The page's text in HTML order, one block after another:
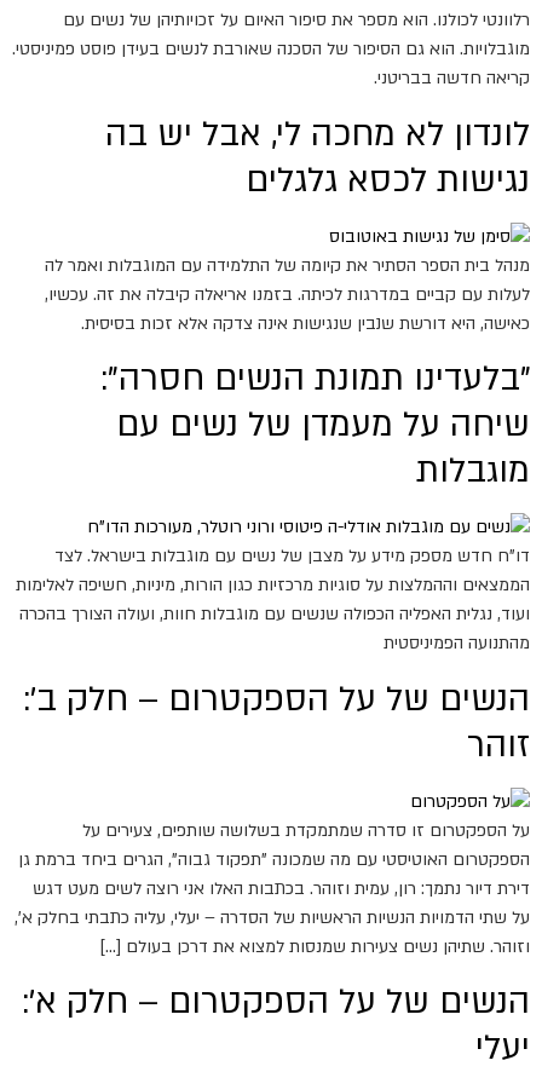
רלוונטי לכולנו. הוא מספר את סיפור האיום על זכויותיהן של נשים עם
מוגבלויות. הוא גם הסיפור של הסכנה שאורבת לנשים בעידן פוסט פמיניסטי.
קריאה חדשה בבריטני.
לונדון לא מחכה לי, אבל יש בה
נגישות לכסא גלגלים
מנהל בית הספר הסתיר את קיומה של התלמידה עם המוגבלות ואמר לה
לעלות עם קביים במדרגות לכיתה. בזמנו אריאלה קיבלה את זה. עכשיו,
כאישה, היא דורשת שנבין שנגישות אינה צדקה אלא זכות בסיסית.
"בלעדינו תמונת הנשים חסרה":
שיחה על מעמדן של נשים עם
מוגבלות
דו"ח חדש מספק מידע על מצבן של נשים עם מוגבלות בישראל. לצד
הממצאים וההמלצות על סוגיות מרכזיות כגון הורות, מיניות, חשיפה לאלימות
ועוד, נגלית האפליה הכפולה שנשים עם מוגבלות חוות, ועולה הצורך בהכרה
מהתנועה הפמיניסטית
הנשים של על הספקטרום – חלק ב':
זוהר
על הספקטרום זו סדרה שמתמקדת בשלושה שותפים, צעירים על
הספקטרום האוטיסטי עם מה שמכונה "תפקוד גבוה", הגרים ביחד ברמת גן
דירת דיור נתמך: רון, עמית וזוהר. בכתבות האלו אני רוצה לשים מעט דגש
על שתי הדמויות הנשיות הראשיות של הסדרה – יעלי, עליה כתבתי בחלק א',
וזוהר. שתיהן נשים צעירות שמנסות למצוא את דרכן בעולם […]
הנשים של על הספקטרום – חלק א':
יעלי